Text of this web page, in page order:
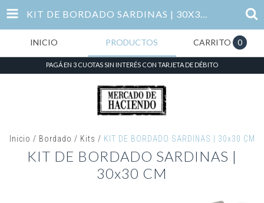
KIT DE BORDADO SARDINAS | 30X30 CM
INICIO PRODUCTOS CARRITO 0
PAGÁ EN 3 CUOTAS SIN INTERÉS CON TARJETA DE DÉBITO
Inicio / Bordado / Kits / KIT DE BORDADO SARDINAS | 30x30 CM
KIT DE BORDADO SARDINAS |
30x30 CM